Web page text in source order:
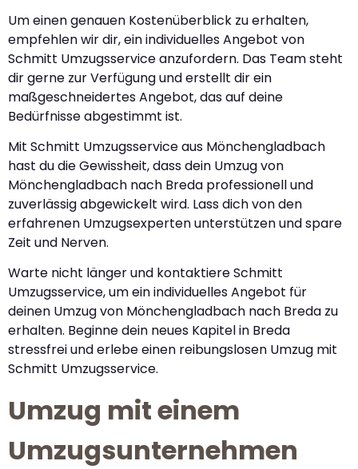
Um einen genauen Kostenüberblick zu erhalten,
empfehlen wir dir, ein individuelles Angebot von
Schmitt Umzugsservice anzufordern. Das Team steht
dir gerne zur Verfügung und erstellt dir ein
maßgeschneidertes Angebot, das auf deine
Bedürfnisse abgestimmt ist.
Mit Schmitt Umzugsservice aus Mönchengladbach
hast du die Gewissheit, dass dein Umzug von
Mönchengladbach nach Breda professionell und
zuverlässig abgewickelt wird. Lass dich von den
erfahrenen Umzugsexperten unterstützen und spare
Zeit und Nerven.
Warte nicht länger und kontaktiere Schmitt
Umzugsservice, um ein individuelles Angebot für
deinen Umzug von Mönchengladbach nach Breda zu
erhalten. Beginne dein neues Kapitel in Breda
stressfrei und erlebe einen reibungslosen Umzug mit
Schmitt Umzugsservice.
Umzug mit einem
Umzugsunternehmen